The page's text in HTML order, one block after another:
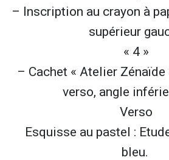
– Inscription au crayon à
supérieur
« 4 »
– Cachet « Atelier Zénaïde
verso, angle
Verso
Esquisse au pastel :
bleu.